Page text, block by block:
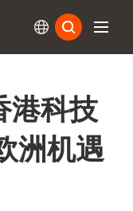
港科技
洲机遇